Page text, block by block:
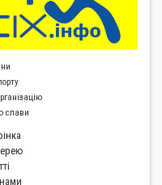
слави